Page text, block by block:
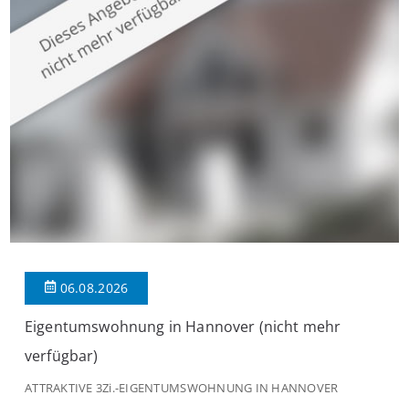
modernen Wohnkomfort mit einem stilvollen Ambiente
verbindet. Der […]
06.08.2026
Eigentumswohnung in Hannover (nicht mehr
verfügbar)
ATTRAKTIVE 3Zi.-EIGENTUMSWOHNUNG IN HANNOVER